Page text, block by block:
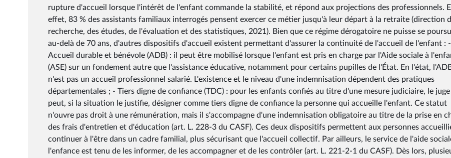
rupture d'accueil lorsque l'intérêt de l'enfant commande la stabilité, et répond aux projections des professionnels.
effet, 83 % des assistants familiaux interrogés pensent exercer ce métier jusqu'à leur départ à la retraite (direction
recherche, des études, de l'évaluation et des statistiques, 2021). Bien que ce régime dérogatoire ne puisse se
au-delà de 70 ans, d'autres dispositifs d'accueil existent permettant d'assurer la continuité de l'accueil de l'enfant : -
Accueil durable et bénévole (ADB) : il peut être mobilisé lorsque l'enfant est pris en charge par l'Aide sociale à
(ASE) sur un fondement autre que l'assistance éducative, notamment pour certains pupilles de l'État. En l'état,
n'est pas un accueil professionnel salarié. L'existence et le niveau d'une indemnisation dépendent des pratiques
départementales ; - Tiers digne de confiance (TDC) : pour les enfants confiés au titre d'une mesure judiciaire, le juge
peut, si la situation le justifie, désigner comme tiers digne de confiance la personne qui accueille l'enfant. Ce statut
n'ouvre pas droit à une rémunération, mais il s'accompagne d'une indemnisation obligatoire au titre de la prise en
des frais d'entretien et d'éducation (art. L. 228-3 du CASF). Ces deux dispositifs permettent aux personnes
continuer à l'être dans un cadre familial, plus sécurisant que l'accueil collectif. Par ailleurs, le service de l'aide
l'enfance est tenu de les informer, de les accompagner et de les contrôler (art. L. 221-2-1 du CASF). Dès lors,